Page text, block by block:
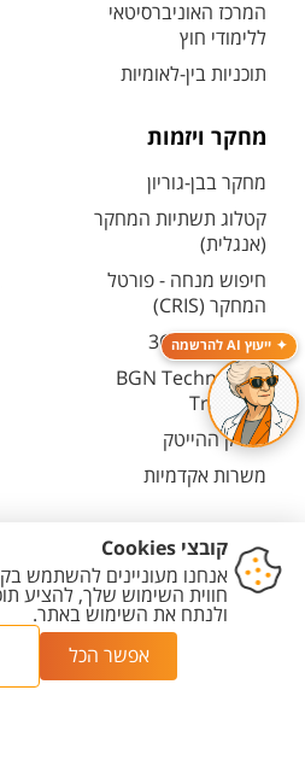
ייעוץ AI להרשמה
המרכז האוניברסיטאי
ללימודי חוץ
תוכניות בין-לאומיות
מחקר ויזמות
מחקר בבן-גוריון
קטלוג תשתיות המחקר
(אנגלית)
חיפוש מנחה - פורטל
המחקר (CRIS)
מרכז יזמות 360
BGN Technology
Transfer
פארק ההייטק
משרות אקדמיות
נגישות
מדיניות